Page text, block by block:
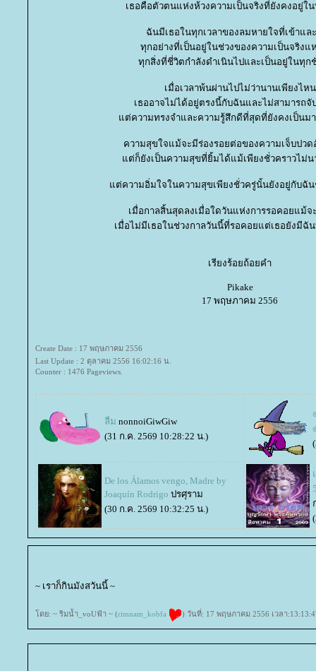
เธอคือตัวตนแห่งห้วงความเป็นจริงที่ยังคงอยู่ใ
ฉันมีเธอในทุกเวลาของลมหายใจที่เข้าแล
ทุกอย่างที่เป็นอยู่ในช่วงของความเป็นจริงแ
ทุกสิ่งที่ชี่วิตกำลังดำเนินไปและเป็นอยู่ในทุก
เมื่อเวลาพ้นผ่านไปไม่ว่านานเพียงไหน
เธออาจไม่ได้อยู่ตรงนี้กับฉันและไม่สามารถจั
ต่ความทรงจำและความรู้สึกดีที่สุดที่ยังคงเป็นม
ความสุขใจแม้จะมีร่องรอยต่อของความเจ็บปวด
ต่ก็ยังเป็นความสุขที่ยิ้มได้แม้เพียงชั่วคราวไม่น
ต่ความอิ่มใจในความสุขเพียงชั่วครู่นั้นยังอยู่กับฉัน
เมื่อกาลสิ้นสุดลงเมื่อใดวันแห่งการรอคอยแม้จ
เมื่อไม่มีเธอในช่วงกาลวันนี้ที่รอคอยแต่เธอยังมีฉั
เรียงร้อยถ้อยคำ
Pikake
17 พฤษภาคม 2556
Create Date : 17 พฤษภาคม 2556
Last Update : 2 ตุลาคม 2556 16:02:16 น.
Counter : 1476 Pageviews.
ลืม nonnoiGiwGiw
(31 ก.ค. 2569 10:28:22 น.)
De los Álamos vengo, Madre by
Joaquín Rodrigo ปรศุราม
(30 ก.ค. 2569 10:32:25 น.)
~ เราก็กินมังสวันนี้ ~
ดย: ~ ริมน้ำ_voUฟ้า ~ (rimnam_kobfa ) วันที่: 17 พฤษภาคม 2556 เวลา